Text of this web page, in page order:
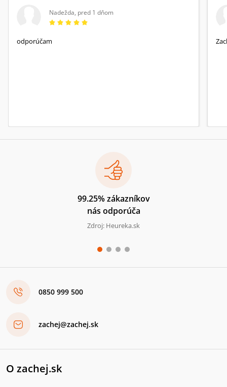
Nadežda, pred 1 dňom
odporúčam
99.25% zákazníkov
nás odporúča
Zdroj: Heureka.sk
0850 999 500
zachej@zachej.sk
O zachej.sk